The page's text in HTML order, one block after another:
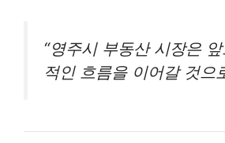
“영주시 부동산 시장은
적인 흐름을 이어갈 것으